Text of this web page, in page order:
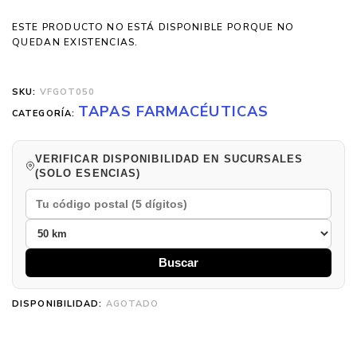
ESTE PRODUCTO NO ESTÁ DISPONIBLE PORQUE NO
QUEDAN EXISTENCIAS.
SKU: VFGOT050
CATEGORÍA: TAPAS FARMACÉUTICAS
VERIFICAR DISPONIBILIDAD EN SUCURSALES
(SOLO ESENCIAS)
Buscar
DISPONIBILIDAD: AGOTADO